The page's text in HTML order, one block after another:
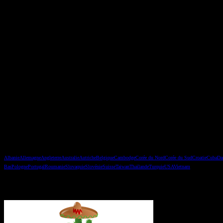
AlbanieAllemagneAngleterreAustralieAutricheBelgiqueCambodgeCorée du NordCorée du SudCroatieCuba
BasPolognePortugalRoumanieSlovaquieSlovénieSuisseTaiwanThaïlandeTurquieUSAVietnam